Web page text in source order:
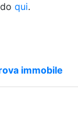
qui.
immobile